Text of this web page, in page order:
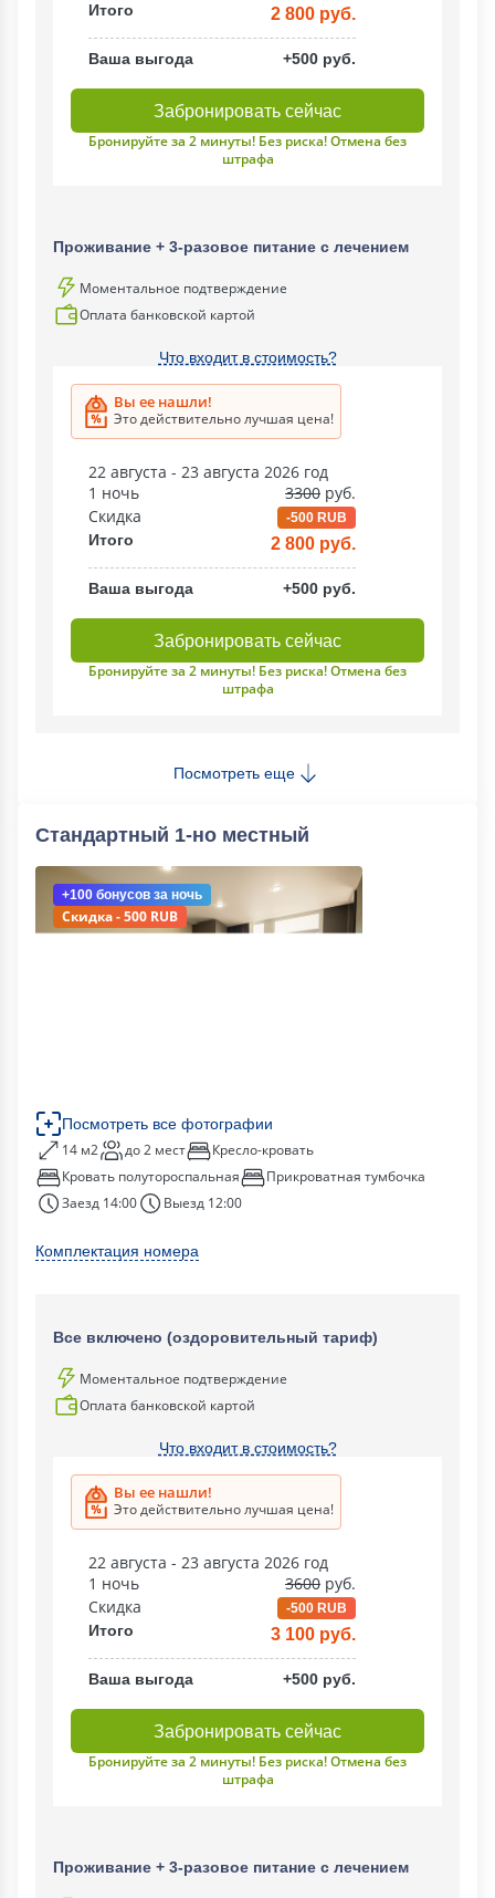
Итого 2 800 руб.
Ваша выгода +500 руб.
Забронировать сейчас
Бронируйте за 2 минуты! Без риска! Отмена без
штрафа
Проживание + 3-разовое питание с лечением
Моментальное подтверждение
Оплата банковской картой
Что входит в стоимость?
Вы ее нашли!
Это действительно лучшая цена!
22 августа - 23 августа 2026 год
1 ночь
3300 руб.
Скидка
-500 RUB
Итого 2 800 руб.
Ваша выгода +500 руб.
Забронировать сейчас
Бронируйте за 2 минуты! Без риска! Отмена без
штрафа
Посмотреть еще
Стандартный 1-но местный
+100 бонусов за ночь
Скидка - 500 RUB
Посмотреть все фотографии
14 м2 до 2 мест
Кресло-кровать
Кровать полутороспальная
Прикроватная тумбочка
Заезд 14:00
Выезд 12:00
Комплектация номера
Все включено (оздоровительный тариф)
Моментальное подтверждение
Оплата банковской картой
Что входит в стоимость?
Вы ее нашли!
Это действительно лучшая цена!
22 августа - 23 августа 2026 год
1 ночь
3600 руб.
Скидка
-500 RUB
Итого 3 100 руб.
Ваша выгода +500 руб.
Забронировать сейчас
Бронируйте за 2 минуты! Без риска! Отмена без
штрафа
Проживание + 3-разовое питание с лечением